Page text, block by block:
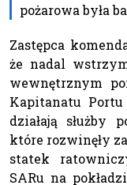
pożarowa była
Zastępca
że nadal
wewnętrznym
Kapitanatu
działają służby
które rozwinęły
statek
SARu na